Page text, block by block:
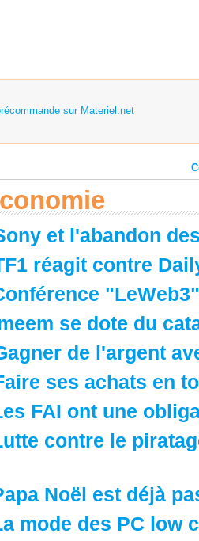
sur Materiel.net
et l'abandon
réagit contre
se dote du
de l'argent
ses achats en
FAI ont une
contre le
Noël est déjà
mode des PC low